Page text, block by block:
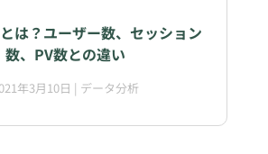
は？ユーザー数、セッション
数、PV数との違い
年3月10日 | データ分析